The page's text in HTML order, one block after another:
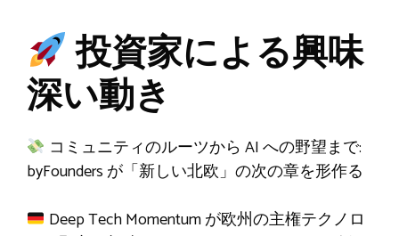
投資家による興味
深い動き
コミュニティのルーツから AI への野望まで:
byFounders が「新しい北欧」の次の章を形作る
Deep Tech Momentum が欧州の主権テクノロ